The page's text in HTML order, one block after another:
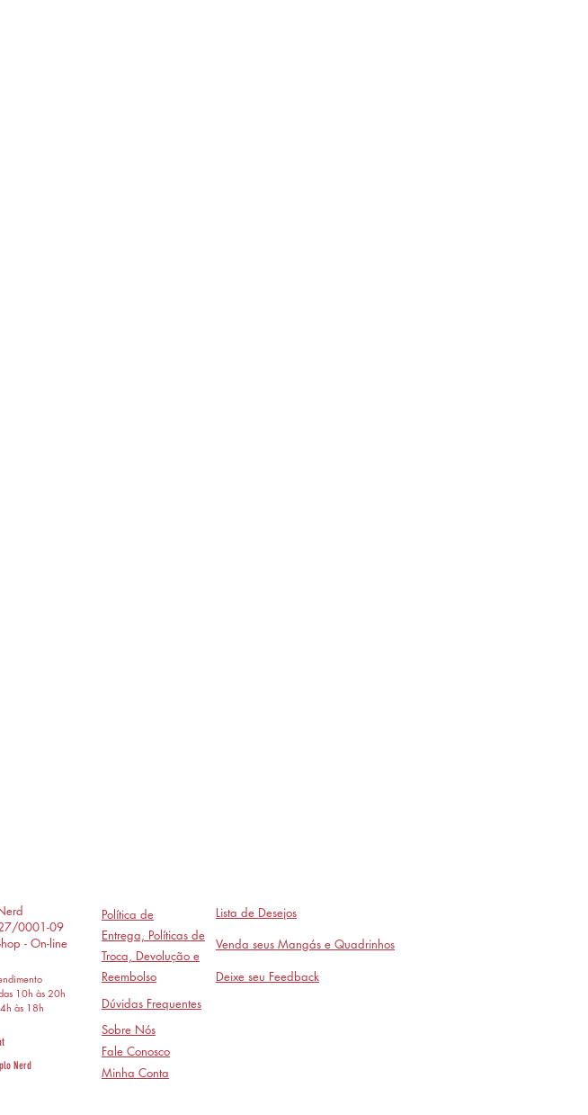
0001-09
- On-line
10h às 20h
às 18h
Nerd
Política de
Entrega, Políticas de
Troca, Devolução e
Reembolso
Lista de Desejos
Venda seus Mangás e Quadrinhos
Deixe seu Feedback
Dúvidas Frequentes
Sobre Nós
Fale Conosco
Minha Conta